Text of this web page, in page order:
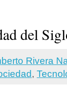
del
Rivera
,